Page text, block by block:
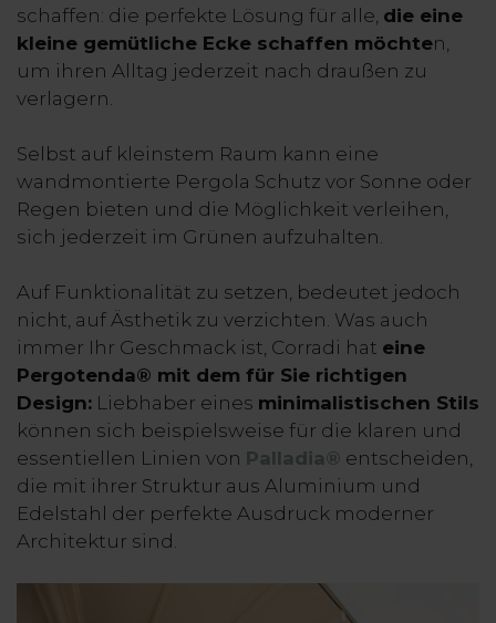
schaffen: die perfekte Lösung für alle, die eine
kleine gemütliche Ecke schaffen möchten,
um ihren Alltag jederzeit nach draußen zu
verlagern.
Selbst auf kleinstem Raum kann eine
wandmontierte Pergola Schutz vor Sonne oder
Regen bieten und die Möglichkeit verleihen,
sich jederzeit im Grünen aufzuhalten.
Auf Funktionalität zu setzen, bedeutet jedoch
nicht, auf Ästhetik zu verzichten. Was auch
immer Ihr Geschmack ist, Corradi hat eine
Pergotenda® mit dem für Sie richtigen
Design: Liebhaber eines minimalistischen Stils
können sich beispielsweise für die klaren und
essentiellen Linien von Palladia® entscheiden,
die mit ihrer Struktur aus Aluminium und
Edelstahl der perfekte Ausdruck moderner
Architektur sind.